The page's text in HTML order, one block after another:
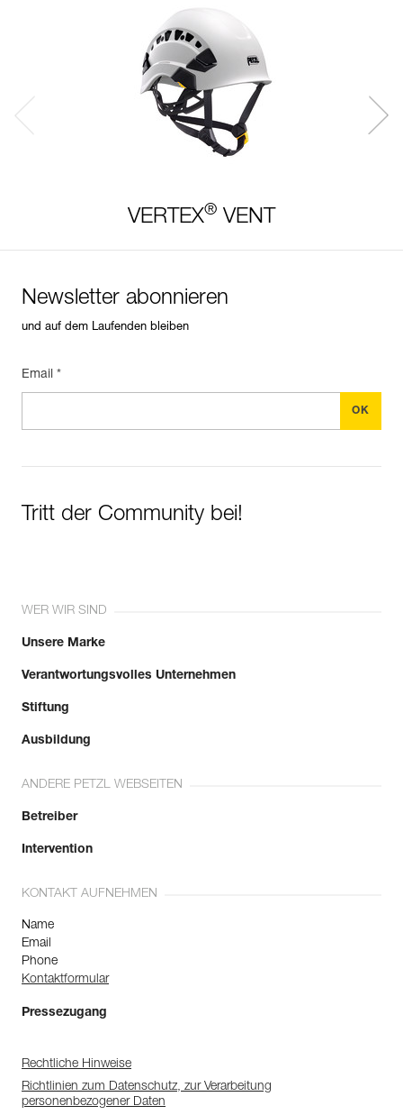
VERTEX® VENT
Newsletter abonnieren
und auf dem Laufenden bleiben
Email *
Tritt der Community bei!
WER WIR SIND
Unsere Marke
Verantwortungsvolles Unternehmen
Stiftung
Ausbildung
ANDERE PETZL WEBSEITEN
Betreiber
Intervention
KONTAKT AUFNEHMEN
Name
Email
Phone
Kontaktformular
Pressezugang
Rechtliche Hinweise
Richtlinien zum Datenschutz, zur Verarbeitung
personenbezogener Daten